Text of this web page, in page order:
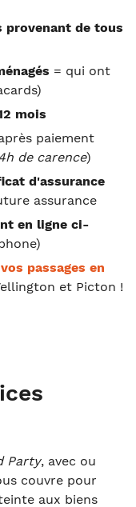
provenant de tous
= qui ont
mois
paiement
de carence)
d'assurance
assurance
en ligne ci-
passages en
et Picton !
Party, avec ou
couvre pour
aux biens